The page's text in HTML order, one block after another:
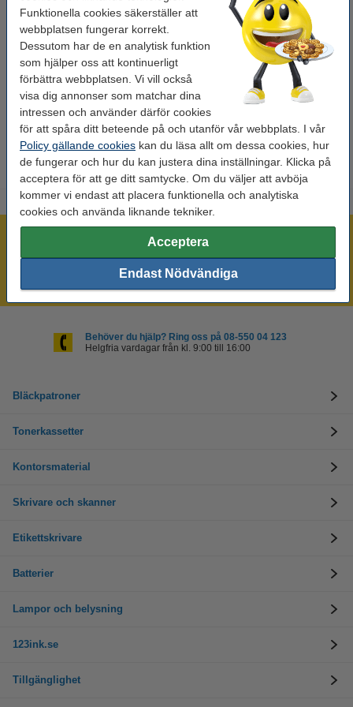
Funktionella cookies säkerställer att
webbplatsen fungerar korrekt.
Dessutom har de en analytisk funktion
som hjälper oss att kontinuerligt
förbättra webbplatsen. Vi vill också
visa dig annonser som matchar dina
intressen och använder därför cookies
för att spåra ditt beteende på och utanför vår webbplats. I vår
Policy gällande cookies kan du läsa allt om dessa cookies, hur
de fungerar och hur du kan justera dina inställningar. Klicka på
acceptera för att ge ditt samtycke. Om du väljer att avböja
kommer vi endast att placera funktionella och analytiska
cookies och använda liknande tekniker.
Acceptera
Endast Nödvändiga
Mått: 25,4 mm x 7,62 m
Sort: vinyl
Märkbandsfärg:
Kapacitet: 1 st
Extra info: tekniskt datablad
Beställ innan 16:00 så skickar vi idag!
Behöver du hjälp? Ring oss på 08-550 04 123
Helgfria vardagar från kl. 9:00 till 16:00
Bläckpatroner
Tonerkassetter
Kontorsmaterial
Skrivare och skanner
Etikettskrivare
Batterier
Lampor och belysning
123ink.se
Tillgänglighet